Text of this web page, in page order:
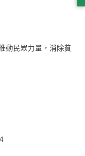
動民眾力量，消除貧